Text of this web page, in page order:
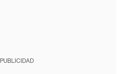
PUBLICIDAD